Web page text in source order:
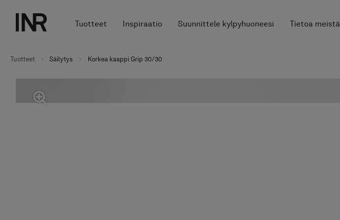
Tuotteet Inspiraatio Suunnittele kylpyhuoneesi Tietoa meistä
Tuotteet Säilytys Korkea kaappi Grip 30/30